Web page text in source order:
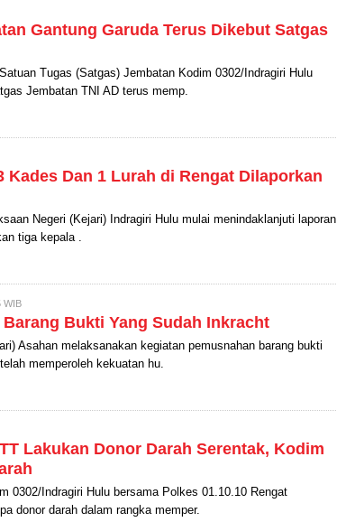
Gantung Garuda Terus Dikebut Satgas
Tugas (Satgas) Jembatan Kodim 0302/Indragiri Hulu
Jembatan TNI AD terus memp.
Kades Dan 1 Lurah di Rengat Dilaporkan
Negeri (Kejari) Indragiri Hulu mulai menindaklanjuti laporan
tiga kepala .
WIB
Bukti Yang Sudah Inkracht
Asahan melaksanakan kegiatan pemusnahan barang bukti
memperoleh kekuatan hu.
Lakukan Donor Darah Serentak, Kodim
0302/Indragiri Hulu bersama Polkes 01.10.10 Rengat
donor darah dalam rangka memper.